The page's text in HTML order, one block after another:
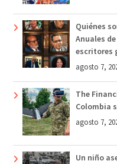
Quiénes
Anuales
escritores
agosto 7,
The
Colombia
agosto 7,
Un niño